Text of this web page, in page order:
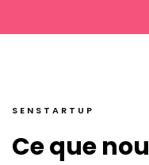
SENSTARTUP
Ce que